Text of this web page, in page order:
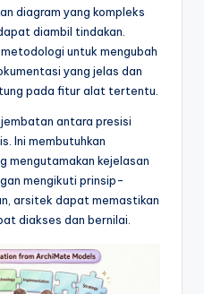
diagram yang kompleks
diambil tindakan.
untuk mengubah
yang jelas dan
pada fitur alat tertentu.
antara presisi
Ini membutuhkan
mengutamakan kejelasan
mengikuti prinsip-
arsitek dapat memastikan
diakses dan bernilai.